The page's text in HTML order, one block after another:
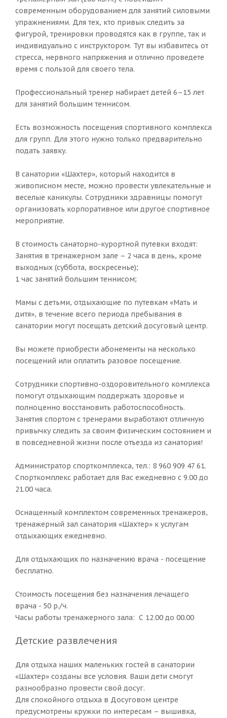
современным оборудованием для занятий силовыми
упражнениями. Для тех, кто привык следить за
фигурой, тренировки проводятся как в группе, так и
индивидуально с инструктором. Тут вы избавитесь от
стресса, нервного напряжения и отлично проведете
время с пользой для своего тела.
Профессиональный тренер набирает детей 6–15 лет
для занятий большим теннисом.
Есть возможность посещения спортивного комплекса
для групп. Для этого нужно только предварительно
подать заявку.
В санатории «Шахтер», который находится в
живописном месте, можно провести увлекательные и
веселые каникулы. Сотрудники здравницы помогут
организовать корпоративное или другое спортивное
мероприятие.
В стоимость санаторно-курортной путевки входят:
Занятия в тренажерном зале – 2 часа в день, кроме
выходных (суббота, воскресенье);
1 час занятий большим теннисом;
Мамы с детьми, отдыхающие по путевкам «Мать и
дитя», в течение всего периода пребывания в
санатории могут посещать детский досуговый центр.
Вы можете приобрести абонементы на несколько
посещений или оплатить разовое посещение.
Сотрудники спортивно-оздоровительного комплекса
помогут отдыхающим поддержать здоровье и
полноценно восстановить работоспособность.
Занятия спортом с тренерами выработают отличную
привычку следить за своим физическим состоянием и
в повседневной жизни после отъезда из санатория!
Администратор спорткомплекса, тел.: 8 960 909 47 61.
Спорткомплекс работает для Вас ежедневно с 9.00 до
21.00 часа.
Оснащенный комплектом современных тренажеров,
тренажерный зал санатория «Шахтер» к услугам
отдыхающих ежедневно.
Для отдыхающих по назначению врача - посещение
бесплатно.
Стоимость посещения без назначения лечащего
врача - 50 р./ч.
Часы работы тренажерного зала: С 12.00 до 00.00
Детские развлечения
Для отдыха наших маленьких гостей в санатории
«Шахтер» созданы все условия. Ваши дети смогут
разнообразно провести свой досуг.
Для спокойного отдыха в Досуговом центре
предусмотрены кружки по интересам – вышивка,